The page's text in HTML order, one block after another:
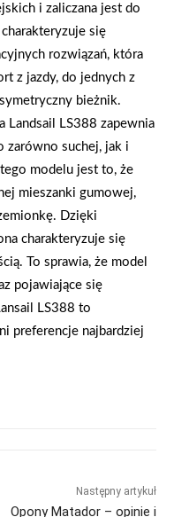
i zaliczana jest do
się
rozwiązań, która
z jazdy, do jednych z
bieżnik.
LS388 zapewnia
zarówno suchej, jak i
modelu jest to, że
mieszanki gumowej,
Dzięki
charakteryzuje się
To sprawia, że model
pojawiające się
LS388 to
preferencje najbardziej
Następny artykuł
Opony Matador – opinie i